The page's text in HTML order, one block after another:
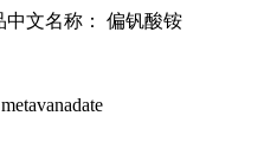
中文名称： 偏钒酸铵